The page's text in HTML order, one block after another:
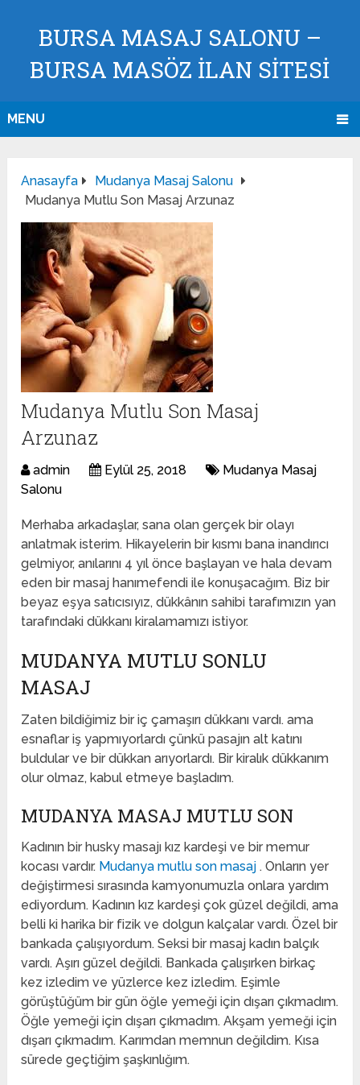
BURSA MASAJ SALONU –
BURSA MASÖZ İLAN SİTESİ
MENU
Anasayfa
Mudanya Masaj Salonu
Mudanya Mutlu Son Masaj Arzunaz
Mudanya Mutlu Son Masaj
Arzunaz
admin Eylül 25, 2018
Mudanya Masaj
Salonu
Merhaba arkadaşlar, sana olan gerçek bir olayı
anlatmak isterim. Hikayelerin bir kısmı bana inandırıcı
gelmiyor, anılarını 4 yıl önce başlayan ve hala devam
eden bir masaj hanımefendi ile konuşacağım. Biz bir
beyaz eşya satıcısıyız, dükkânın sahibi tarafımızın yan
tarafındaki dükkanı kiralamamızı istiyor.
MUDANYA MUTLU SONLU
MASAJ
Zaten bildiğimiz bir iç çamaşırı dükkanı vardı. ama
esnaflar iş yapmıyorlardı çünkü pasajın alt katını
buldular ve bir dükkan arıyorlardı. Bir kiralık dükkanım
olur olmaz, kabul etmeye başladım.
MUDANYA MASAJ MUTLU SON
Kadının bir husky masajı kız kardeşi ve bir memur
kocası vardır. Mudanya mutlu son masaj. Onların yer
değiştirmesi sırasında kamyonumuzla onlara yardım
ediyordum. Kadının kız kardeşi çok güzel değildi, ama
belli ki harika bir fizik ve dolgun kalçalar vardı. Özel bir
bankada çalışıyordum. Seksi bir masaj kadın balçık
vardı. Aşırı güzel değildi. Bankada çalışırken birkaç
kez izledim ve yüzlerce kez izledim. Eşimle
görüştüğüm bir gün öğle yemeği için dışarı çıkmadım.
Öğle yemeği için dışarı çıkmadım. Akşam yemeği için
dışarı çıkmadım. Karımdan memnun değildim. Kısa
sürede geçtiğim şaşkınlığım.